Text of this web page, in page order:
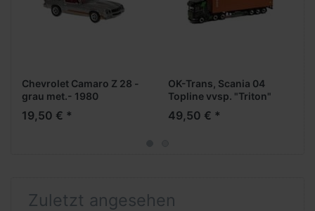
Chevrolet Camaro Z 28 -
grau met.- 1980
19,50 € *
OK-Trans, Scania 04
Topline vvsp. "Triton"
40ft. Highcube C
ont.Aufl.3/3achs
49,50 € *
Zuletzt angesehen